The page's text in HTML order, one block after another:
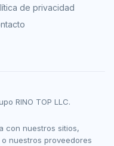
de privacidad
RINO TOP LLC.
con nuestros sitios,
nuestros proveedores